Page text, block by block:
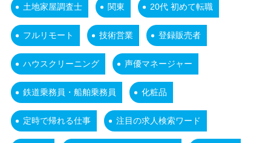
土地家屋調査士 関東 20代 初めて転職
フルリモート 技術営業 登録販売者
ハウスクリーニング 声優マネージャー
鉄道乗務員・船舶乗務員 化粧品
定時で帰れる仕事 注目の求人検索ワード